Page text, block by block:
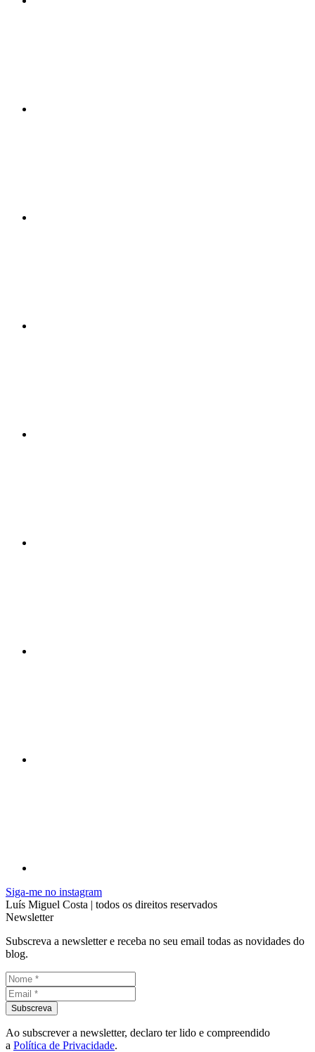
Siga-me no instagram
Luís Miguel Costa | todos os direitos reservados
Newsletter
Subscreva a newsletter e receba no seu email todas as novidades do
blog.
Ao subscrever a newsletter, declaro ter lido e compreendido
a Política de Privacidade.